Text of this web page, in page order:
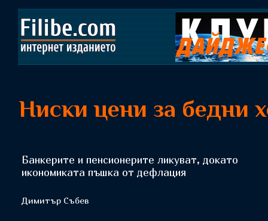
Ниски цени за бедни
Банкерите и пенсионерите ликуват, докато
икономиката пъшка от дефлация
Димитър Събев